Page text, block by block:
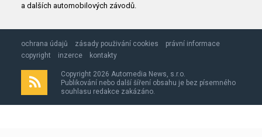
a dalších automobilových závodů.
ochrana údajů zásady použivání cookies
právní informace
copyright
inzerce kontakty
Copyright 2026 Automedia News, s.r.o.
Publikování nebo další šíření obsahu je bez písemného
souhlasu redakce zakázáno.